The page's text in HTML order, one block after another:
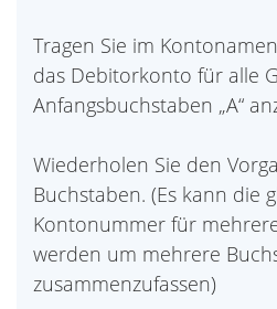
Tragen Sie im
das Debitorkonto für alle
Anfangsbuchstaben „A“
Wiederholen Sie den
Buchstaben. (Es kann die
Kontonummer für
werden um mehrere
zusammenzufassen)